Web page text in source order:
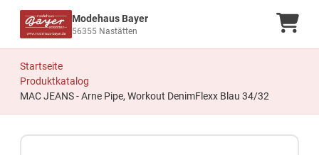
Modehaus Bayer
56355 Nastätten
Startseite
Produktkatalog
MAC JEANS - Arne Pipe, Workout DenimFlexx Blau 34/32